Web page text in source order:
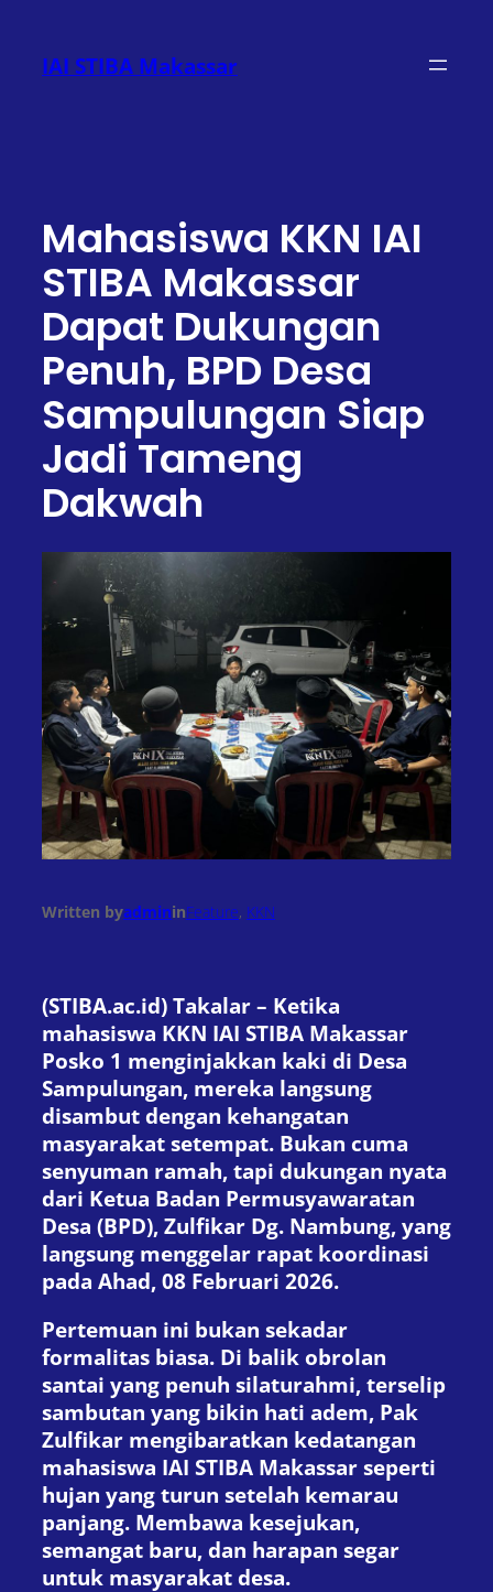
konten
IAI STIBA Makassar
Mahasiswa KKN IAI
STIBA Makassar
Dapat Dukungan
Penuh, BPD Desa
Sampulungan Siap
Jadi Tameng
Dakwah
Written byadmininFeature, KKN
(STIBA.ac.id) Takalar – Ketika
mahasiswa KKN IAI STIBA Makassar
Posko 1 menginjakkan kaki di Desa
Sampulungan, mereka langsung
disambut dengan kehangatan
masyarakat setempat. Bukan cuma
senyuman ramah, tapi dukungan nyata
dari Ketua Badan Permusyawaratan
Desa (BPD), Zulfikar Dg. Nambung, yang
langsung menggelar rapat koordinasi
pada Ahad, 08 Februari 2026.
Pertemuan ini bukan sekadar
formalitas biasa. Di balik obrolan
santai yang penuh silaturahmi, terselip
sambutan yang bikin hati adem, Pak
Zulfikar mengibaratkan kedatangan
mahasiswa IAI STIBA Makassar seperti
hujan yang turun setelah kemarau
panjang. Membawa kesejukan,
semangat baru, dan harapan segar
untuk masyarakat desa.